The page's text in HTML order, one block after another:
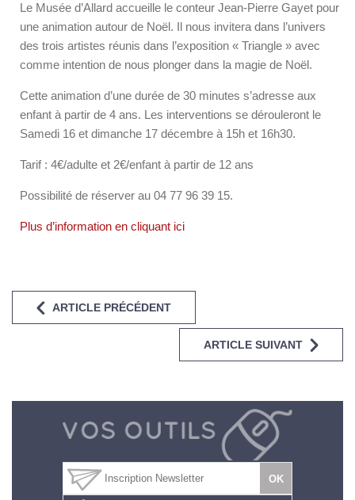
Le Musée d’Allard accueille le conteur Jean-Pierre Gayet pour
une animation autour de Noël. Il nous invitera dans l’univers
des trois artistes réunis dans l’exposition « Triangle » avec
comme intention de nous plonger dans la magie de Noël.
Cette animation d’une durée de 30 minutes s’adresse aux
enfant à partir de 4 ans. Les interventions se dérouleront le
Samedi 16 et dimanche 17 décembre à 15h et 16h30.
Tarif : 4€/adulte et 2€/enfant à partir de 12 ans
Possibilité de réserver au 04 77 96 39 15.
Plus d’information en cliquant ici
ARTICLE PRÉCÉDENT
ARTICLE SUIVANT